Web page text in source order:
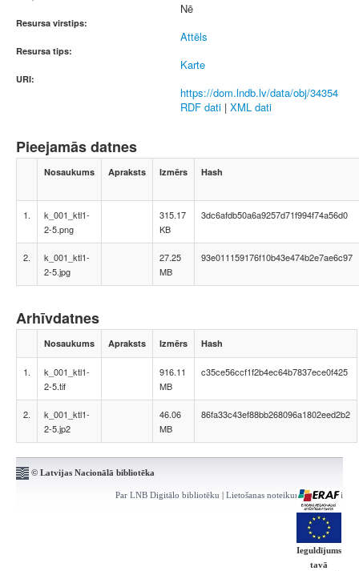
Nē
Resursa virstips:
Attēls
Resursa tips:
Karte
URI:
https://dom.lndb.lv/data/obj/34354
RDF dati | XML dati
Pieejamās datnes
Nosaukums Apraksts Izmērs Hash
1.
k_001_ktl1-
2-5.png
315.17
KB
3dc6afdb50a6a9257d71f994f74a56d0
2.
k_001_ktl1-
2-5.jpg
27.25
MB
93e011159176f10b43e474b2e7ae6c97
Arhīvdatnes
Nosaukums Apraksts Izmērs Hash
1.
k_001_ktl1-
2-5.tif
916.11
MB
c35ce56ccf1f2b4ec64b7837ece0f425
2.
k_001_ktl1-
2-5.jp2
46.06
MB
86fa33c43ef88bb268096a1802eed2b2
© Latvijas Nacionālā bibliotēka
Par LNB Digitālo bibliotēku | Lietošanas noteikumi | Kontakti
Ieguldījums
tavā